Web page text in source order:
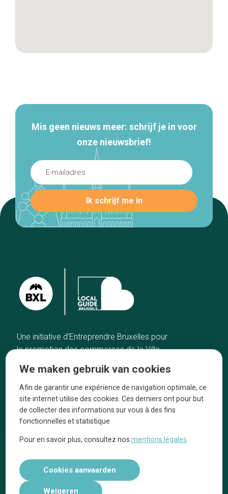
Mis geen nieuws meer: schrijf je in voor
onze nieuwsbrief!
Une initiative d’Entreprendre Bruxelles pour
la promotion des commerces de la Ville
Home
De beste adressen
Blog
Winkelwijken
Tops 10
De ambachtslieden
Over ons
Ze praten over ons!
kennisgevingen
We maken gebruik van cookies
Afin de garantir une expérience de navigation optimale, ce
site internet utilise des cookies. Ces derniers ont pour but
de collecter des informations sur vous à des fins
fonctionnelles et statistique
Pour en savoir plus, consultez nosmentions légales
Cookies aanvaarden
Weigeren